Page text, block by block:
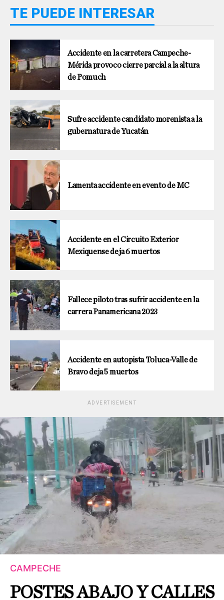
TE PUEDE INTERESAR
Accidente en la carretera Campeche-
Mérida provoco cierre parcial a la altura
de Pomuch
Sufre accidente candidato morenista a la
gubernatura de Yucatán
Lamenta accidente en evento de MC
Accidente en el Circuito Exterior
Mexiquense deja 6 muertos
Fallece piloto tras sufrir accidente en la
carrera Panamericana 2023
Accidente en autopista Toluca-Valle de
Bravo deja 5 muertos
ADVERTISEMENT
CAMPECHE
POSTES ABAJO Y CALLES